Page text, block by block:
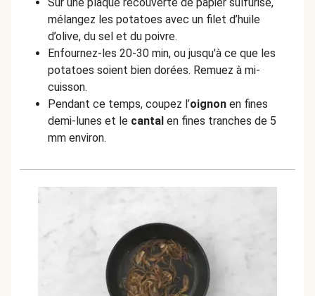
mélangez les potatoes avec un filet d’huile
d’olive, du sel et du poivre.
Enfournez-les 20-30 min, ou jusqu'à ce que les
potatoes soient bien dorées. Remuez à mi-
cuisson.
Pendant ce temps, coupez l’oignon en fines
demi-lunes et le cantal en fines tranches de 5
mm environ.